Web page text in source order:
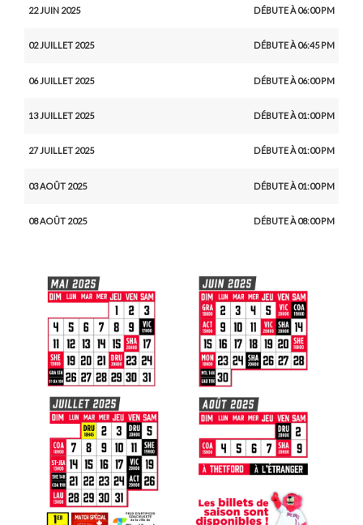
22 JUIN 2025 DÉBUTE À 06:00 PM
02 JUILLET 2025 DÉBUTE À 06:45 PM
06 JUILLET 2025 DÉBUTE À 06:00 PM
13 JUILLET 2025 DÉBUTE À 01:00 PM
27 JUILLET 2025 DÉBUTE À 01:00 PM
03 AOÛT 2025 DÉBUTE À 01:00 PM
08 AOÛT 2025 DÉBUTE À 08:00 PM